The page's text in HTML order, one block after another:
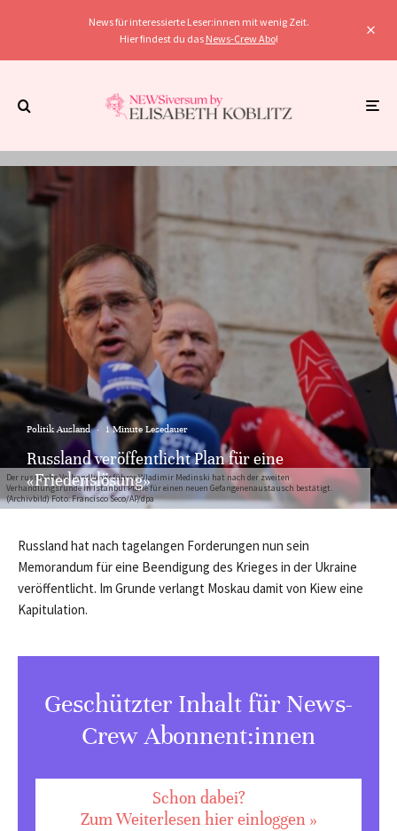
News für interessierte Leser:innen mit wenig Zeit.
Hier findest du das News-Crew Abo!
Der russische Verhandlungsführer Wladimir Medinski hat nach der zweiten
Verhandlungsrunde in Istanbul Pläne für einen neuen Gefangenenaustausch bestätigt.
(Archivbild) Foto: Francisco Seco/AP/dpa
Politik Ausland · 1 Minute Lesedauer
Russland veröffentlicht Plan für eine
«Friedenslösung»
Russland hat nach tagelangen Forderungen nun sein
Memorandum für eine Beendigung des Krieges in der Ukraine
veröffentlicht. Im Grunde verlangt Moskau damit von Kiew eine
Kapitulation.
Geschützter Inhalt für News-
Crew Abonnent:innen
Schon dabei?
Zum Weiterlesen hier einloggen »